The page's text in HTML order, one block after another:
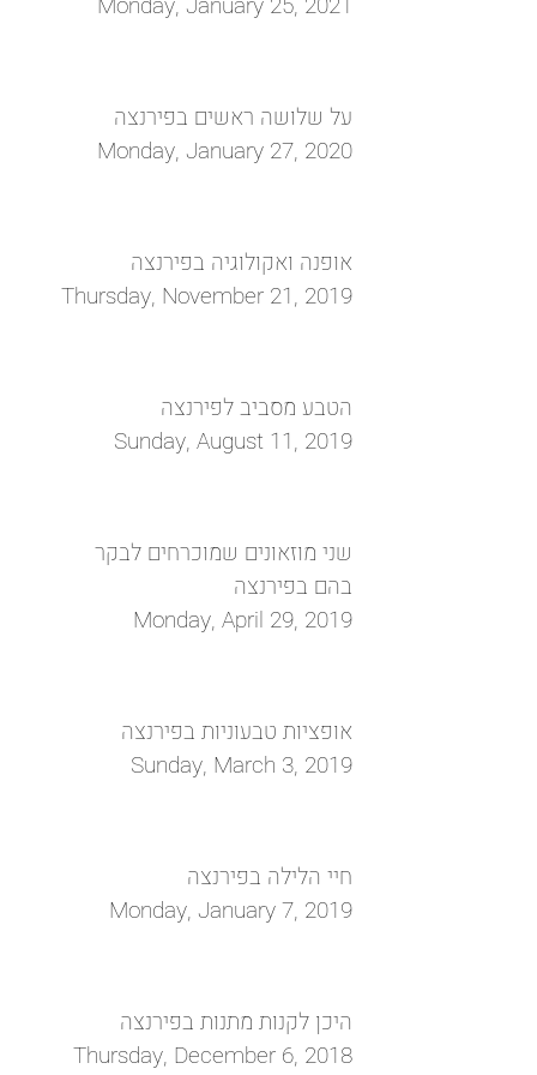
על שלושה ראשים בפירנצה
Monday, January 27, 2020
אופנה ואקולוגיה בפירנצה
Thursday, November 21, 2019
הטבע מסביב לפירנצה
Sunday, August 11, 2019
שני מוזאונים שמוכרחים לבקר
בהם בפירנצה
Monday, April 29, 2019
אופציות טבעוניות בפירנצה
Sunday, March 3, 2019
חיי הלילה בפירנצה
Monday, January 7, 2019
היכן לקנות מתנות בפירנצה
Thursday, December 6, 2018